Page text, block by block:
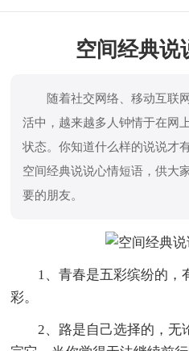
空间经典说
随着社交网络、移动互联网
活中，越来越多人钟情于在网
状态。你知道什么样的说说才
空间经典说说心情短语，供大
要的朋友。
1、青春是五彩缤纷的，
彩。
2、路是自己选择的，无